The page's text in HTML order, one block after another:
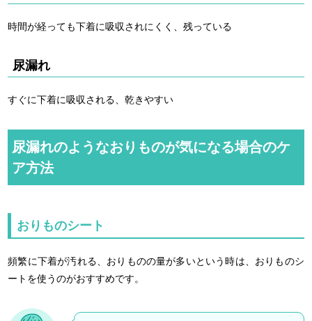
時間が経っても下着に吸収されにくく、残っている
尿漏れ
すぐに下着に吸収される、乾きやすい
尿漏れのようなおりものが気になる場合のケ
ア方法
おりものシート
頻繁に下着が汚れる、おりものの量が多いという時は、おりものシ
ートを使うのがおすすめです。